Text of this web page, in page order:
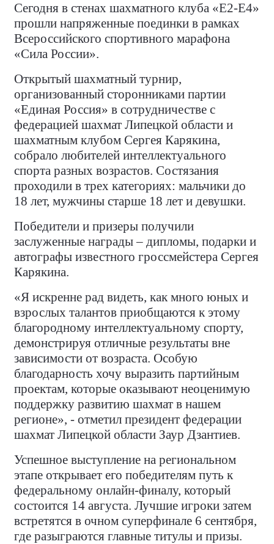
Сегодня в стенах шахматного клуба «Е2-Е4»
прошли напряженные поединки в рамках
Всероссийского спортивного марафона
«Сила России».
Открытый шахматный турнир,
организованный сторонниками партии
«Единая Россия» в сотрудничестве с
федерацией шахмат Липецкой области и
шахматным клубом Сергея Карякина,
собрало любителей интеллектуального
спорта разных возрастов. Состязания
проходили в трех категориях: мальчики до
18 лет, мужчины старше 18 лет и девушки.
Победители и призеры получили
заслуженные награды – дипломы, подарки и
автографы известного гроссмейстера Сергея
Карякина.
«Я искренне рад видеть, как много юных и
взрослых талантов приобщаются к этому
благородному интеллектуальному спорту,
демонстрируя отличные результаты вне
зависимости от возраста. Особую
благодарность хочу выразить партийным
проектам, которые оказывают неоценимую
поддержку развитию шахмат в нашем
регионе», - отметил президент федерации
шахмат Липецкой области Заур Дзантиев.
Успешное выступление на региональном
этапе открывает его победителям путь к
федеральному онлайн-финалу, который
состоится 14 августа. Лучшие игроки затем
встретятся в очном суперфинале 6 сентября,
где разыграются главные титулы и призы.